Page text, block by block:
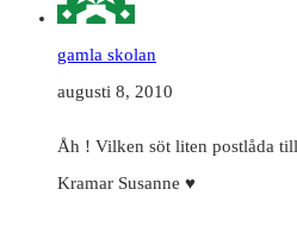
gamla skolan
augusti 8, 2010
Åh ! Vilken söt liten postlåda
Kramar Susanne ♥